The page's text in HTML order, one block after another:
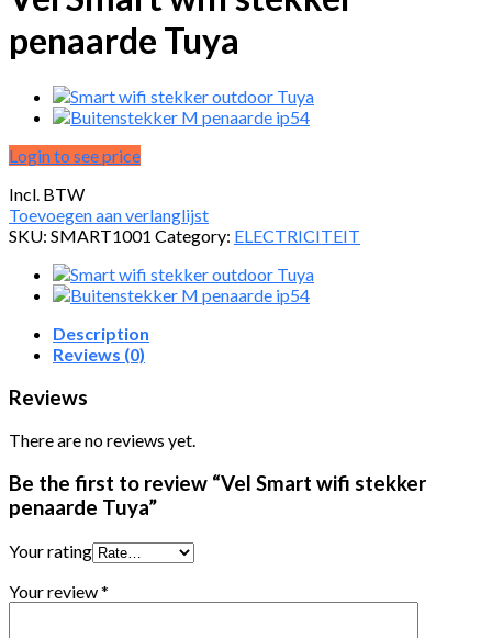
penaarde Tuya
Login to see price
Incl. BTW
Toevoegen aan verlanglijst
SKU: SMART1001 Category: ELECTRICITEIT
Description
Reviews (0)
Reviews
There are no reviews yet.
Be the first to review “Vel Smart wifi stekker
penaarde Tuya”
Your rating
Your review*